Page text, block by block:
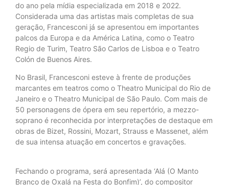
do ano pela mídia especializada em 2018 e 2022.
Considerada uma das artistas mais completas de sua
geração, Francesconi já se apresentou em importantes
palcos da Europa e da América Latina, como o Teatro
Regio de Turim, Teatro São Carlos de Lisboa e o Teatro
Colón de Buenos Aires.
No Brasil, Francesconi esteve à frente de produções
marcantes em teatros como o Theatro Municipal do Rio de
Janeiro e o Theatro Municipal de São Paulo. Com mais de
50 personagens de ópera em seu repertório, a mezzo-
soprano é reconhecida por interpretações de destaque em
obras de Bizet, Rossini, Mozart, Strauss e Massenet, além
de sua intensa atuação em concertos e gravações.
Fechando o programa, será apresentada ‘Alá (O Manto
Branco de Oxalá na Festa do Bonfim)’, do compositor